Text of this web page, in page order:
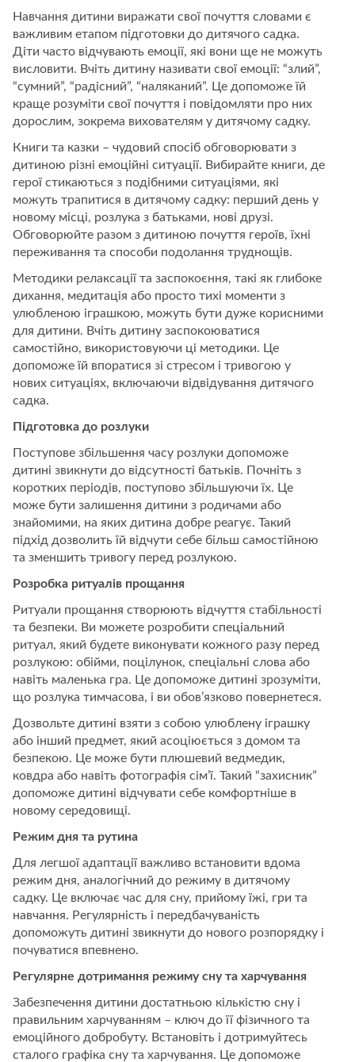
Навчання дитини виражати свої почуття словами є
важливим етапом підготовки до дитячого садка.
Діти часто відчувають емоції, які вони ще не можуть
висловити. Вчіть дитину називати свої емоції: “злий”,
“сумний”, “радісний”, “наляканий”. Це допоможе їй
краще розуміти свої почуття і повідомляти про них
дорослим, зокрема вихователям у дитячому садку.
Книги та казки – чудовий спосіб обговорювати з
дитиною різні емоційні ситуації. Вибирайте книги, де
герої стикаються з подібними ситуаціями, які
можуть трапитися в дитячому садку: перший день у
новому місці, розлука з батьками, нові друзі.
Обговорюйте разом з дитиною почуття героїв, їхні
переживання та способи подолання труднощів.
Методики релаксації та заспокоєння, такі як глибоке
дихання, медитація або просто тихі моменти з
улюбленою іграшкою, можуть бути дуже корисними
для дитини. Вчіть дитину заспокоюватися
самостійно, використовуючи ці методики. Це
допоможе їй впоратися зі стресом і тривогою у
нових ситуаціях, включаючи відвідування дитячого
садка.
Підготовка до розлуки
Поступове збільшення часу розлуки допоможе
дитині звикнути до відсутності батьків. Почніть з
коротких періодів, поступово збільшуючи їх. Це
може бути залишення дитини з родичами або
знайомими, на яких дитина добре реагує. Такий
підхід дозволить їй відчути себе більш самостійною
та зменшить тривогу перед розлукою.
Розробка ритуалів прощання
Ритуали прощання створюють відчуття стабільності
та безпеки. Ви можете розробити спеціальний
ритуал, який будете виконувати кожного разу перед
розлукою: обійми, поцілунок, спеціальні слова або
навіть маленька гра. Це допоможе дитині зрозуміти,
що розлука тимчасова, і ви обов’язково повернетеся.
Дозвольте дитині взяти з собою улюблену іграшку
або інший предмет, який асоціюється з домом та
безпекою. Це може бути плюшевий ведмедик,
ковдра або навіть фотографія сім’ї. Такий “захисник”
допоможе дитині відчувати себе комфортніше в
новому середовищі.
Режим дня та рутина
Для легшої адаптації важливо встановити вдома
режим дня, аналогічний до режиму в дитячому
садку. Це включає час для сну, прийому їжі, гри та
навчання. Регулярність і передбачуваність
допоможуть дитині звикнути до нового розпорядку і
почуватися впевнено.
Регулярне дотримання режиму сну та харчування
Забезпечення дитини достатньою кількістю сну і
правильним харчуванням – ключ до її фізичного та
емоційного добробуту. Встановіть і дотримуйтесь
сталого графіка сну та харчування. Це допоможе